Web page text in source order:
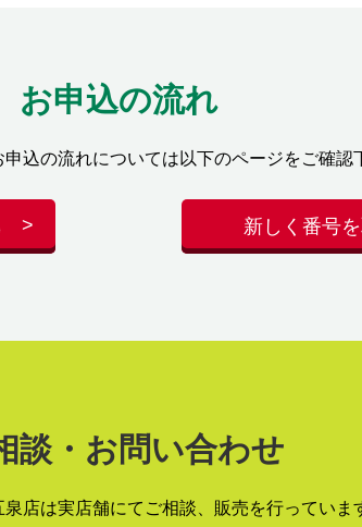
お申込の流れ
込の流れについては以下のページをご確認
新しく番号
談・お問い合わせ
店は実店舗にてご相談、販売を行っていま